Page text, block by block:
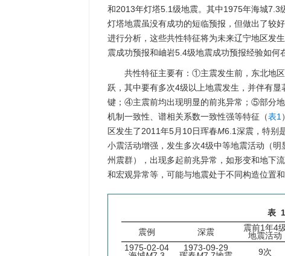
和2013年灯塔5.1级地震。其中1975年海城
灯塔地震虽没有成功的短临预报，但做出了较
进行分析，这些共性特征将为未来辽宁地区发
震成功预报和岫岩5.4级地震成功预报经验如何
共性特征主要有：①主震发生前，东北地
跃，其中要有多次4级以上地震发生，并伴有
键；④主震前均出现明显的前兆异常；⑤部分
机制一致性、谱相关系数一致性强等特征（表1
区发生了2011年5月10日珲春M6.1深震，特别
小震活动增强，发生多次4级中等地震活动（
州震群），出现多起前兆异常，如形变和地下
和宏观异常等，可能与地震处于不同构造位置和
表 1
震例
深震
震前1年4
地震活动
1975-02-04
1973-09-29
9次